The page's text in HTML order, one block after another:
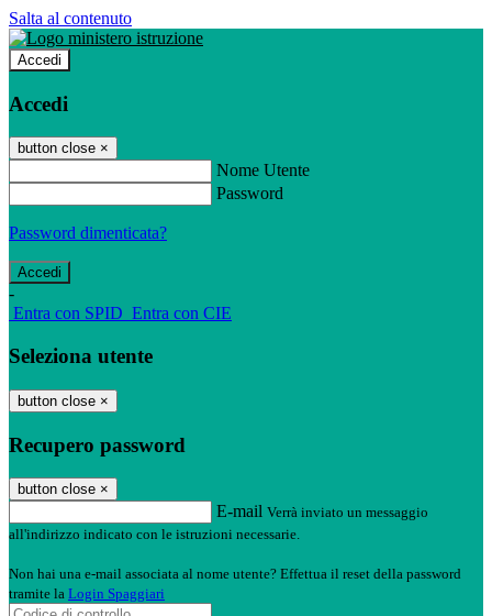
Salta al contenuto
Accedi
Accedi
button close ×
Nome Utente
Password
Password dimenticata?
-
Entra con SPID Entra con CIE
Seleziona utente
button close ×
Recupero password
button close ×
E-mail Verrà inviato un messaggio
all'indirizzo indicato con le istruzioni necessarie.
Non hai una e-mail associata al nome utente? Effettua il reset della password
tramite la Login Spaggiari